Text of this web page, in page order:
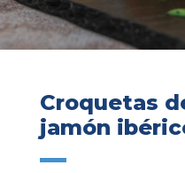
Croquetas
jamón